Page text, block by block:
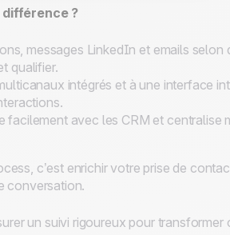
?
messages LinkedIn et emails selon
qualifier.
intégrés et à une interface
facilement avec les CRM et centralise
c’est enrichir votre prise de
conversation.
un suivi rigoureux pour